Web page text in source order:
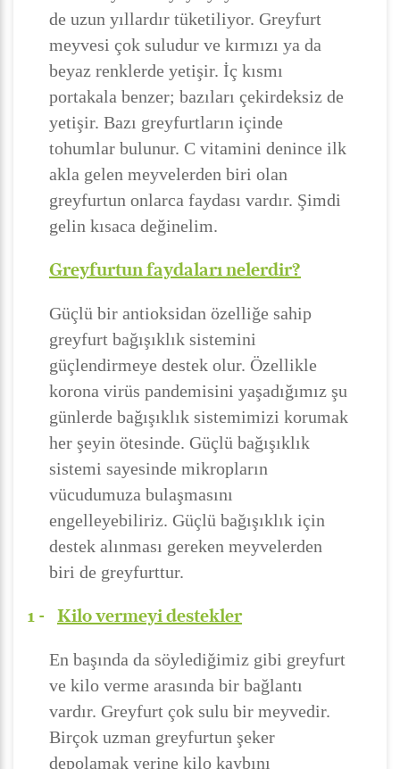
de uzun yıllardır tüketiliyor. Greyfurt
meyvesi çok suludur ve kırmızı ya da
beyaz renklerde yetişir. İç kısmı
portakala benzer; bazıları çekirdeksiz de
yetişir. Bazı greyfurtların içinde
tohumlar bulunur. C vitamini denince ilk
akla gelen meyvelerden biri olan
greyfurtun onlarca faydası vardır. Şimdi
gelin kısaca değinelim.
Greyfurtun faydaları nelerdir?
Güçlü bir antioksidan özelliğe sahip
greyfurt bağışıklık sistemini
güçlendirmeye destek olur. Özellikle
korona virüs pandemisini yaşadığımız şu
günlerde bağışıklık sistemimizi korumak
her şeyin ötesinde. Güçlü bağışıklık
sistemi sayesinde mikropların
vücudumuza bulaşmasını
engelleyebiliriz. Güçlü bağışıklık için
destek alınması gereken meyvelerden
biri de greyfurttur.
1 - Kilo vermeyi destekler
En başında da söylediğimiz gibi greyfurt
ve kilo verme arasında bir bağlantı
vardır. Greyfurt çok sulu bir meyvedir.
Birçok uzman greyfurtun şeker
depolamak yerine kilo kaybını